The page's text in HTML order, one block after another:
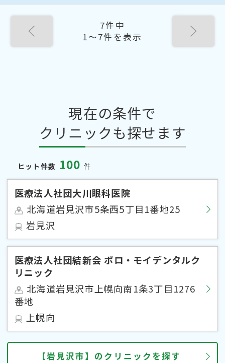
7件中
1〜7件を表示
現在の条件で
クリニックも探せます
ヒット件数 100 件
医療法人社団大川眼科医院
北海道岩見沢市5条西5丁目1番地25
岩見沢
医療法人社団結新会 ポロ・モイデンタルク
リニック
北海道岩見沢市上幌向南1条3丁目1276
番地
上幌向
【岩見沢市】のクリニックを探す